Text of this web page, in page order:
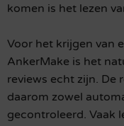
komen is het lezen
Voor het krijgen van
AnkerMake is het
reviews echt zijn. De
daarom zowel
gecontroleerd. Vaak